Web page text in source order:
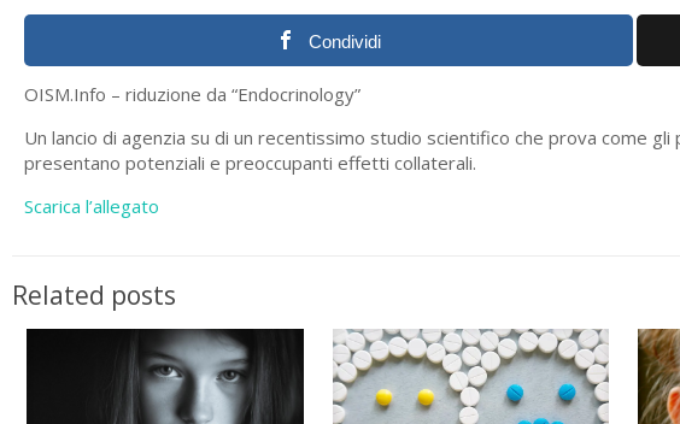
Condividi
OISM.Info – riduzione da “Endocrinology”
Un lancio di agenzia su di un recentissimo studio scientifico che prova come
presentano potenziali e preoccupanti effetti collaterali.
Scarica l’allegato
Related posts